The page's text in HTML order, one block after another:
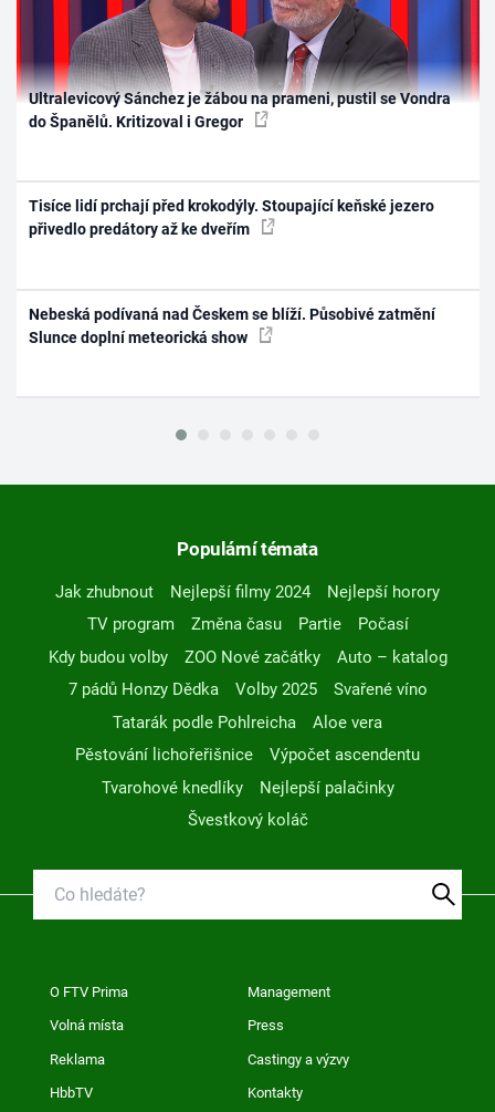
Ultralevicový Sánchez je žábou na prameni, pustil se Vondra
do Španělů. Kritizoval i Gregor
Tisíce lidí prchají před krokodýly. Stoupající keňské jezero
přivedlo predátory až ke dveřím
Nebeská podívaná nad Českem se blíží. Působivé zatmění
Slunce doplní meteorická show
Populární témata
Jak zhubnout Nejlepší filmy 2024
Nejlepší horory
TV program
Změna času Partie
Počasí
Kdy budou volby
ZOO Nové začátky
Auto – katalog
7 pádů Honzy Dědka
Volby 2025
Svařené víno
Tatarák podle Pohlreicha
Aloe vera
Pěstování lichořeřišnice
Výpočet ascendentu
Tvarohové knedlíky
Nejlepší palačinky
Švestkový koláč
O FTV Prima Management
Volná místa Press
Reklama Castingy a výzvy
HbbTV Kontakty